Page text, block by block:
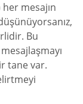
her mesajın
Bu
tane var.